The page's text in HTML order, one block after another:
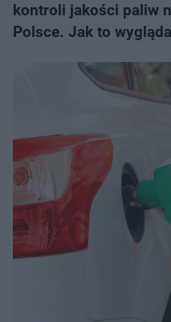
kontroli jakości paliw
Polsce. Jak to